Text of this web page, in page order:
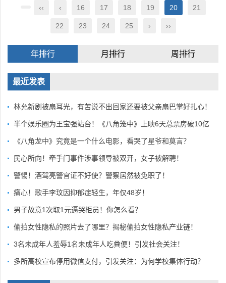
‹‹ ‹ 16 17 18 19 20 21
22 23 24 25 › ››
年排行 月排行 周排行
最近发表
林允新剧被扇耳光，有苦说不出回家还要被父亲扇巴掌好扎心！
半个娱乐圈为王宝强站台！《八角笼中》上映6天总票房破10亿
《八角龙中》究竟是一个什么电影，看哭了星爷和莫言？
民心所向！牵手门事件涉事领导被双开，女子被解聘！
警惕！酒驾亮警官证不好使？警察居然被免职了！
痛心！歌手李玟因抑郁症轻生，年仅48岁！
男子故意1次取1元逼哭柜员！你怎么看？
偷拍女性隐私的照片去了哪里？揭秘偷拍女性隐私产业链！
3名未成年人羞辱1名未成年人吃粪便！引发社会关注！
多所高校宣布停用微信支付，引发关注：为何学校集体行动？